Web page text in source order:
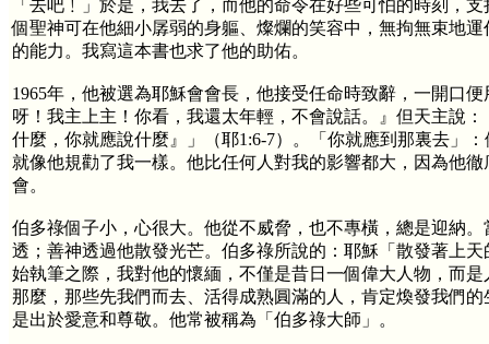
「去吧﹗」於是，我去了，而他的命令在好些可怕的時刻，
個聖神可在他細小孱弱的身軀、燦爛的笑容中，無拘無束地
的能力。我寫這本書也求了他的助佑。
1965年，他被選為耶穌會會長，他接受任命時致辭，一開口
呀！我主上主！你看，我還太年輕，不會說話。』但天主說
什麼，你就應說什麼』」（耶1:6-7）。「你就應到那裏去」
就像他規勸了我一樣。他比任何人對我的影響都大，因為他
會。
伯多祿個子小，心很大。他從不威脅，也不專橫，總是迎納
透；善神透過他散發光芒。伯多祿所說的：耶穌「散發著上
始執筆之際，我對他的懷緬，不僅是昔日一個偉大人物，而
那麼，那些先我們而去、活得成熟圓滿的人，肯定煥發我們
是出於愛意和尊敬。他常被稱為「伯多祿大師」。